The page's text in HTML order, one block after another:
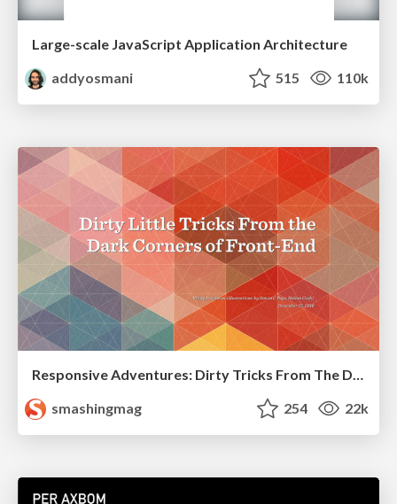
Large-scale JavaScript Application Architecture
addyosmani
515 110k
smashingmag
254 22k